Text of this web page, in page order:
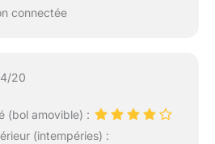
connectée
20
(bol amovible) :
(intempéries) :